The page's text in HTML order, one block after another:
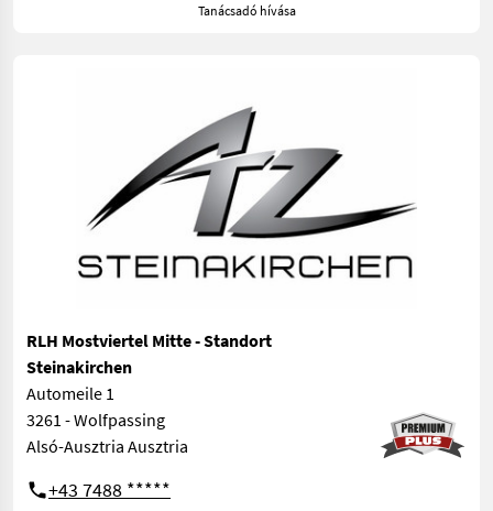
Tanácsadó hívása
RLH Mostviertel Mitte - Standort
Steinakirchen
Automeile 1
3261 - Wolfpassing
Alsó-Ausztria Ausztria
+43 7488 *****